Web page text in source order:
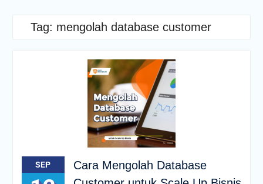
Tag: mengolah database customer
SEP
Cara Mengolah Database